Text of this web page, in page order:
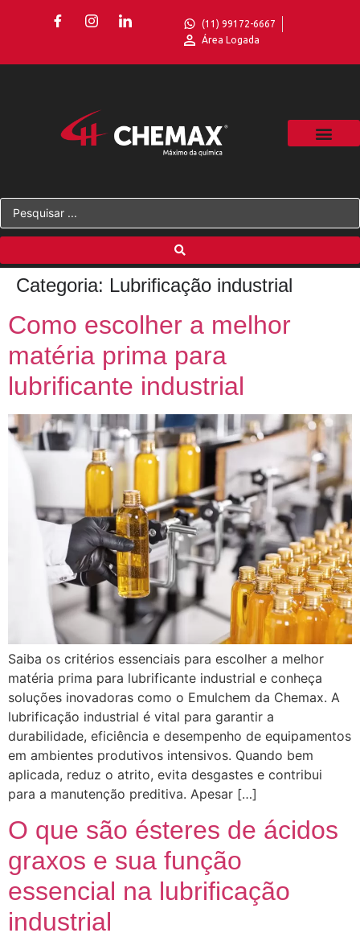
(11) 99172-6667
Área Logada
Categoria: Lubrificação industrial
Como escolher a melhor
matéria prima para
lubrificante industrial
Saiba os critérios essenciais para escolher a melhor
matéria prima para lubrificante industrial e conheça
soluções inovadoras como o Emulchem da Chemax. A
lubrificação industrial é vital para garantir a
durabilidade, eficiência e desempenho de equipamentos
em ambientes produtivos intensivos. Quando bem
aplicada, reduz o atrito, evita desgastes e contribui
para a manutenção preditiva. Apesar […]
O que são ésteres de ácidos
graxos e sua função
essencial na lubrificação
industrial